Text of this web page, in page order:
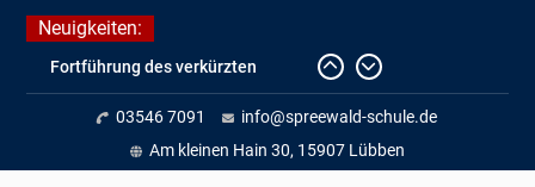
Skip
content
Neuigkeiten:
Fortführung des verkürzten
Unterrichts aufgrund der hohen
Temperaturen (22.06. bis
voraussichtlich zum 26.06.2026)
Journalismus hautnah
03546 7091
info@spreewald-schule.de
Am kleinen Hain 30, 15907 Lübben